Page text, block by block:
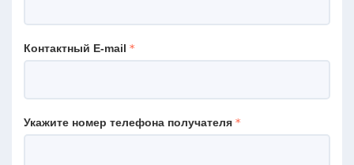
Контактный E-mail
Укажите номер телефона получателя